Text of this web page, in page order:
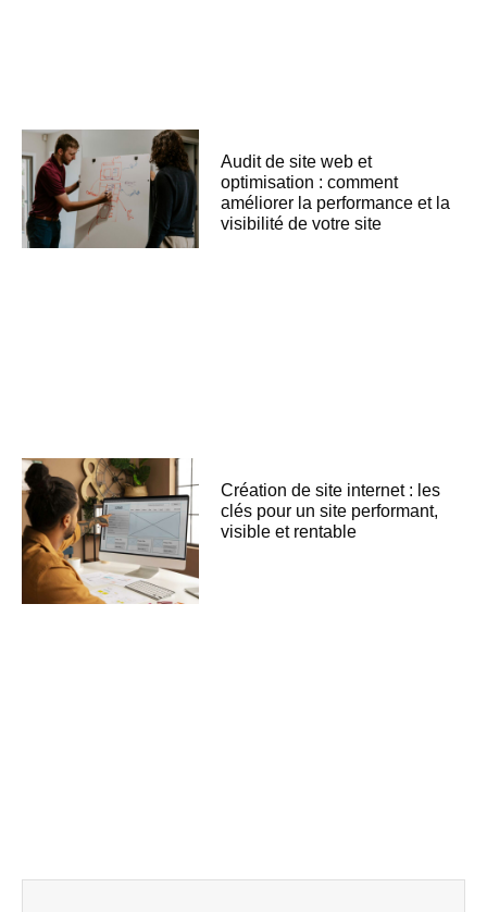
Audit de site web et
optimisation : comment
améliorer la performance et la
visibilité de votre site
Création de site internet : les
clés pour un site performant,
visible et rentable